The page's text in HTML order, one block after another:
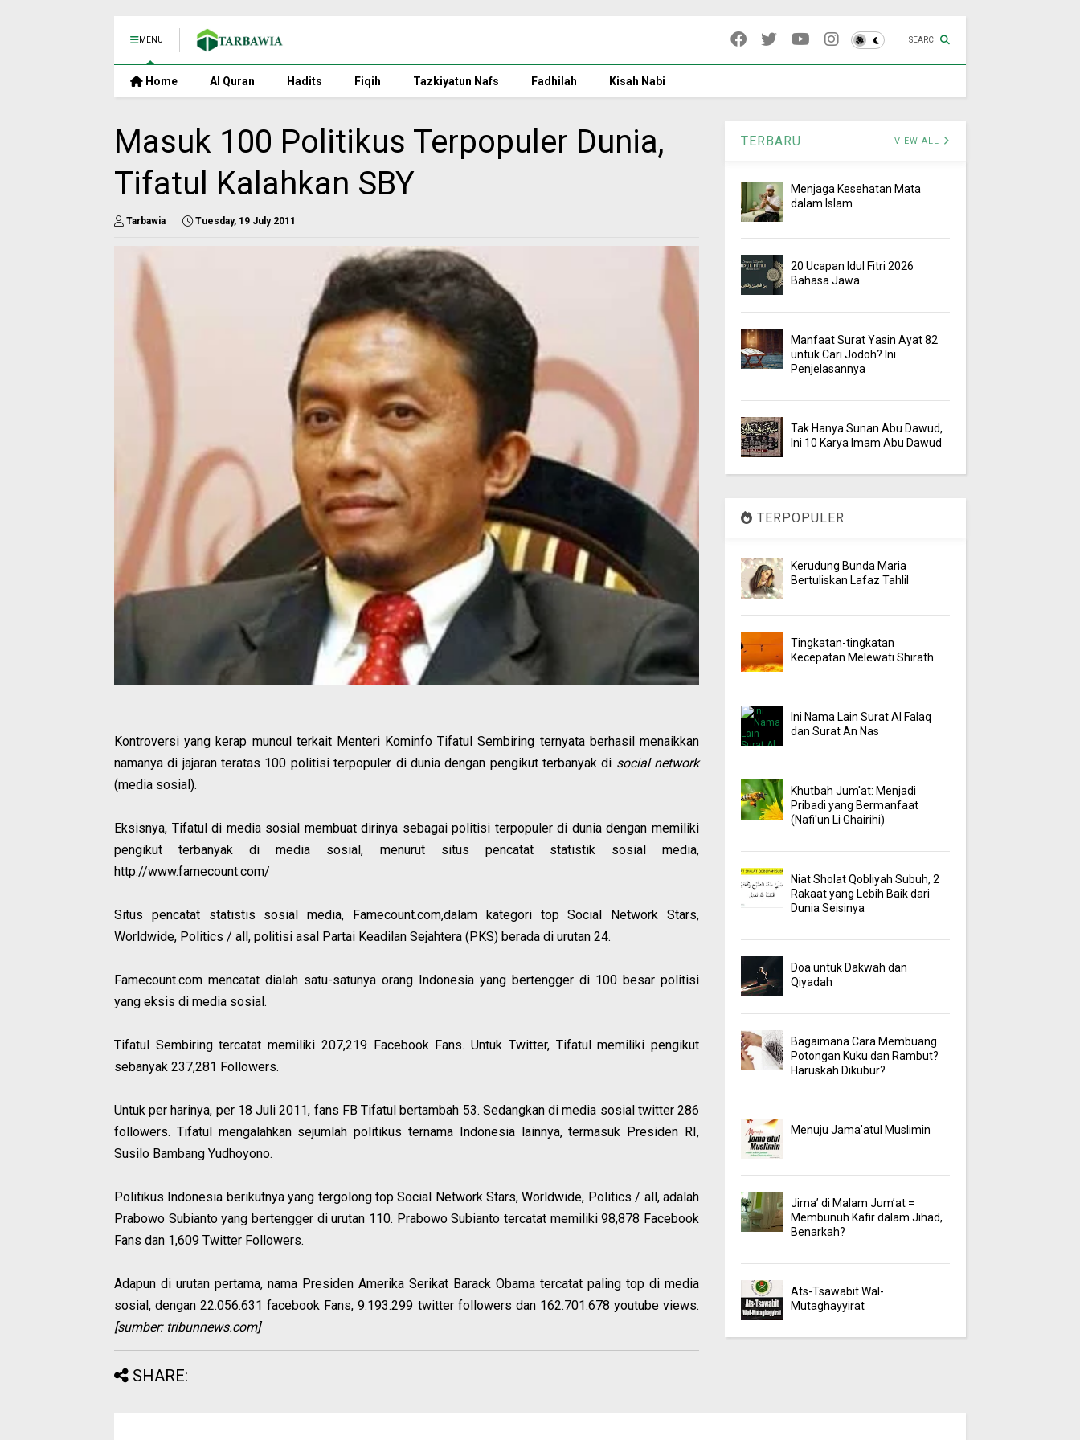
MENU SEARCH
Home Al Quran Hadits Fiqih Tazkiyatun Nafs Fadhilah Kisah Nabi
Masuk 100 Politikus Terpopuler Dunia,
Tifatul Kalahkan SBY
Tarbawia Tuesday, 19 July 2011
Kontroversi yang kerap muncul terkait Menteri Kominfo Tifatul Sembiring ternyata berhasil menaikkan
namanya di jajaran teratas 100 politisi terpopuler di dunia dengan pengikut terbanyak di social network
(media sosial).
Eksisnya, Tifatul di media sosial membuat dirinya sebagai politisi terpopuler di dunia dengan memiliki
pengikut terbanyak di media sosial, menurut situs pencatat statistik sosial media,
http://www.famecount.com/
Situs pencatat statistis sosial media, Famecount.com,dalam kategori top Social Network Stars,
Worldwide, Politics / all, politisi asal Partai Keadilan Sejahtera (PKS) berada di urutan 24.
Famecount.com mencatat dialah satu-satunya orang Indonesia yang bertengger di 100 besar politisi
yang eksis di media sosial.
Tifatul Sembiring tercatat memiliki 207,219 Facebook Fans. Untuk Twitter, Tifatul memiliki pengikut
sebanyak 237,281 Followers.
Untuk per harinya, per 18 Juli 2011, fans FB Tifatul bertambah 53. Sedangkan di media sosial twitter 286
followers. Tifatul mengalahkan sejumlah politikus ternama Indonesia lainnya, termasuk Presiden RI,
Susilo Bambang Yudhoyono.
Politikus Indonesia berikutnya yang tergolong top Social Network Stars, Worldwide, Politics / all, adalah
Prabowo Subianto yang bertengger di urutan 110. Prabowo Subianto tercatat memiliki 98,878 Facebook
Fans dan 1,609 Twitter Followers.
Adapun di urutan pertama, nama Presiden Amerika Serikat Barack Obama tercatat paling top di media
sosial, dengan 22.056.631 facebook Fans, 9.193.299 twitter followers dan 162.701.678 youtube views.
[sumber: tribunnews.com]
SHARE:
TERBARU VIEW ALL
Menjaga Kesehatan Mata
dalam Islam
20 Ucapan Idul Fitri 2026
Bahasa Jawa
Manfaat Surat Yasin Ayat 82
untuk Cari Jodoh? Ini
Penjelasannya
Tak Hanya Sunan Abu Dawud,
Ini 10 Karya Imam Abu Dawud
TERPOPULER
Kerudung Bunda Maria
Bertuliskan Lafaz Tahlil
Tingkatan-tingkatan
Kecepatan Melewati Shirath
Ini Nama Lain Surat Al Falaq
dan Surat An Nas
Khutbah Jum'at: Menjadi
Pribadi yang Bermanfaat
(Nafi'un Li Ghairihi)
Niat Sholat Qobliyah Subuh, 2
Rakaat yang Lebih Baik dari
Dunia Seisinya
Doa untuk Dakwah dan
Qiyadah
Bagaimana Cara Membuang
Potongan Kuku dan Rambut?
Haruskah Dikubur?
Menuju Jama’atul Muslimin
Jima’ di Malam Jum’at =
Membunuh Kafir dalam Jihad,
Benarkah?
Ats-Tsawabit Wal-
Mutaghayyirat